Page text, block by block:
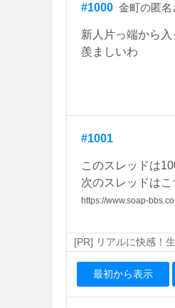
#1000 金町の匿名
新人片っ端から
羨ましいわ
#1001
このスレッドは
次のスレッドはこ
https://www.soap-
[PR] リアルに快感！
最初から表示